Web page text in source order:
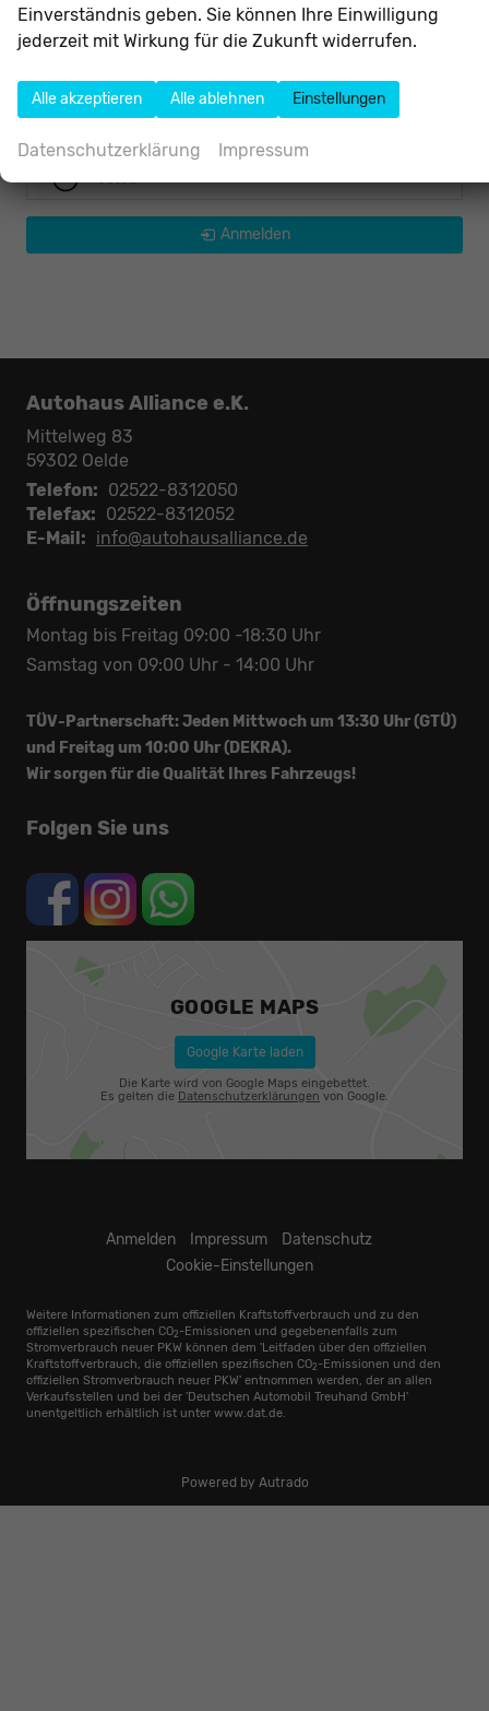
Skoda
Toyota
Volvo
Anmelden
Autohaus Alliance e.K.
Mittelweg 83
59302 Oelde
Telefon: 02522-8312050
Telefax: 02522-8312052
E-Mail: info@autohausalliance.de
Öffnungszeiten
Montag bis Freitag 09:00 -18:30 Uhr
Samstag von 09:00 Uhr - 14:00 Uhr
TÜV-Partnerschaft: Jeden Mittwoch um 13:30 Uhr (GTÜ)
und Freitag um 10:00 Uhr (DEKRA).
Wir sorgen für die Qualität Ihres Fahrzeugs!
Folgen Sie uns
GOOGLE MAPS
Google Karte laden
Die Karte wird von Google Maps eingebettet.
Es gelten die Datenschutzerklärungen von Google.
Anmelden Impressum
Datenschutz
Cookie-Einstellungen
Weitere Informationen zum offiziellen Kraftstoffverbrauch und zu den
offiziellen spezifischen CO2 -Emissionen und gegebenenfalls zum
Stromverbrauch neuer PKW können dem 'Leitfaden über den offiziellen
Kraftstoffverbrauch, die offiziellen spezifischen CO2 -Emissionen und den
offiziellen Stromverbrauch neuer PKW' entnommen werden, der an allen
Verkaufsstellen und bei der 'Deutschen Automobil Treuhand GmbH'
unentgeltlich erhältlich ist unter www.dat.de.
Powered by Autrado
Einverständnis geben. Sie können Ihre Einwilligung
jederzeit mit Wirkung für die Zukunft widerrufen.
Alle akzeptieren Alle ablehnen Einstellungen
Datenschutzerklärung Impressum